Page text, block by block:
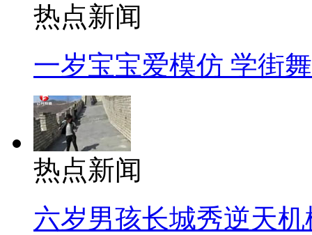
热点新闻
一岁宝宝爱模仿 学街
热点新闻
六岁男孩长城秀逆天机